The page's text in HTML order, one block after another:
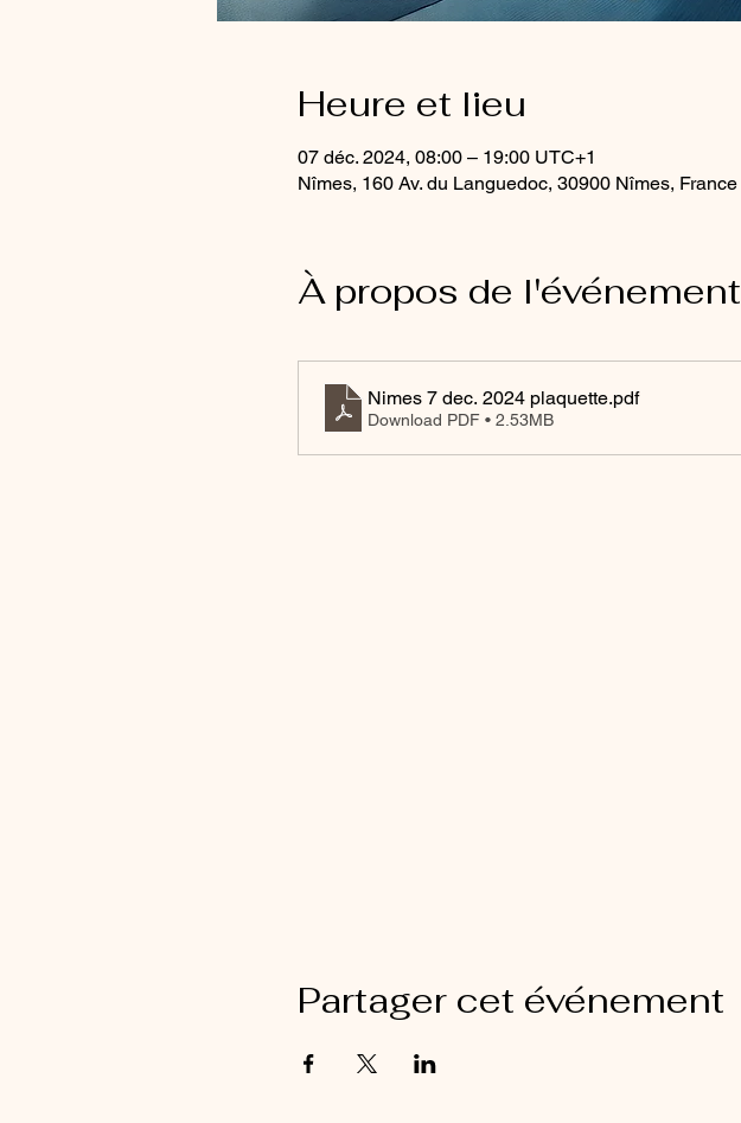
Heure et lieu
07 déc. 2024, 08:00 – 19:00 UTC+1
Nîmes, 160 Av. du Languedoc, 30900 Nîmes, France
À propos de l'événement
Nimes 7 dec. 2024 plaquette.pdf
Download PDF • 2.53MB
Partager cet événement